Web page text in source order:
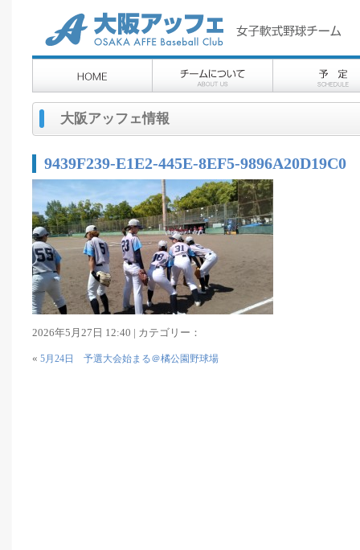
大阪アッフェ情報
9439F239-E1E2-445E-8EF5-9896A20D19C0
2026年5月27日 12:40 | カテゴリー：
« 5月24日 予選大会始まる＠橘公園野球場